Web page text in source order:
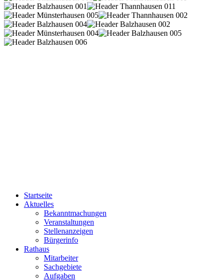
Startseite
Aktuelles
Bekanntmachungen
Veranstaltungen
Stellenanzeigen
Bürgerinfo
Rathaus
Mitarbeiter
Sachgebiete
Aufgaben